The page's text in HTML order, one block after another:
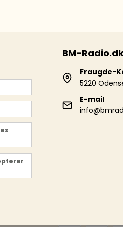
BM-
Fraugde-
5220
E-mail